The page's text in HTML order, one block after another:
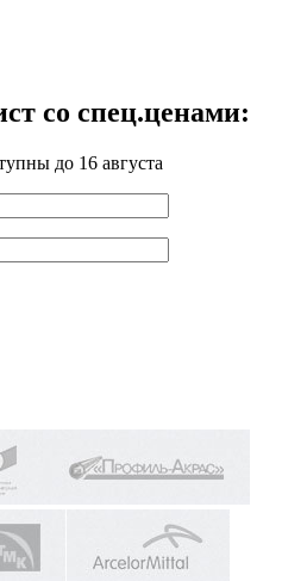
со спец.ценами:
до 16 августа